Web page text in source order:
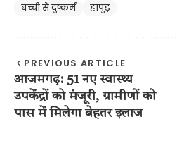
बच्ची से दुष्कर्म
हापुड़
PREVIOUS ARTICLE
आजमगढ़: 51 नए स्वास्थ्य
उपकेंद्रों को मंजूरी, ग्रामीणों को
पास में मिलेगा बेहतर इलाज